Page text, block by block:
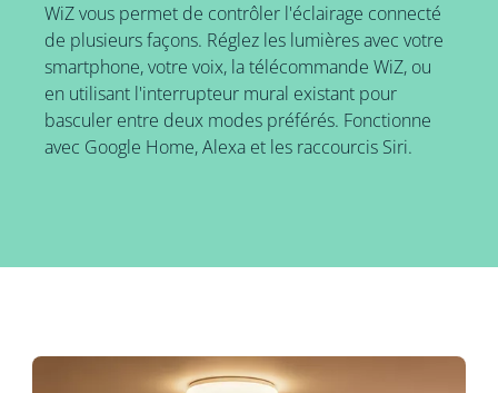
WiZ vous permet de contrôler l'éclairage connecté
de plusieurs façons. Réglez les lumières avec votre
smartphone, votre voix, la télécommande WiZ, ou
en utilisant l'interrupteur mural existant pour
basculer entre deux modes préférés. Fonctionne
avec Google Home, Alexa et les raccourcis Siri.